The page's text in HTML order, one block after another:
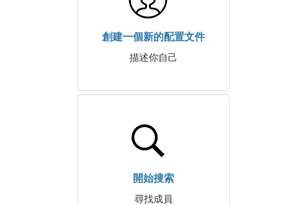
創建一個新的配置文件
描述你自己
開始搜索
尋找成員